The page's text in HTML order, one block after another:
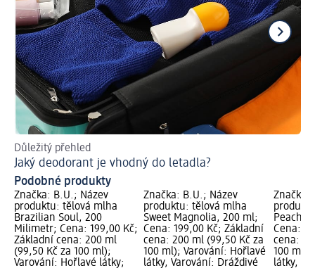
Důležitý přehled
Jaký deodorant je vhodný do letadla?
Podobné produkty
Značka: B.U.; Název
produktu: tělová mlha
Brazilian Soul, 200
Milimetr; Cena: 199,00 Kč;
Základní cena: 200 ml
(99,50 Kč za 100 ml);
Varování: Hořlavé látky;
Značka: B.U.; Název
produktu: tělová mlha
Sweet Magnolia, 200 ml;
Cena: 199,00 Kč; Základní
cena: 200 ml (99,50 Kč za
100 ml); Varování: Hořlavé
látky, Varování: Dráždivé
Značka:
Peach
Cena:
cena:
100 ml);
látky,